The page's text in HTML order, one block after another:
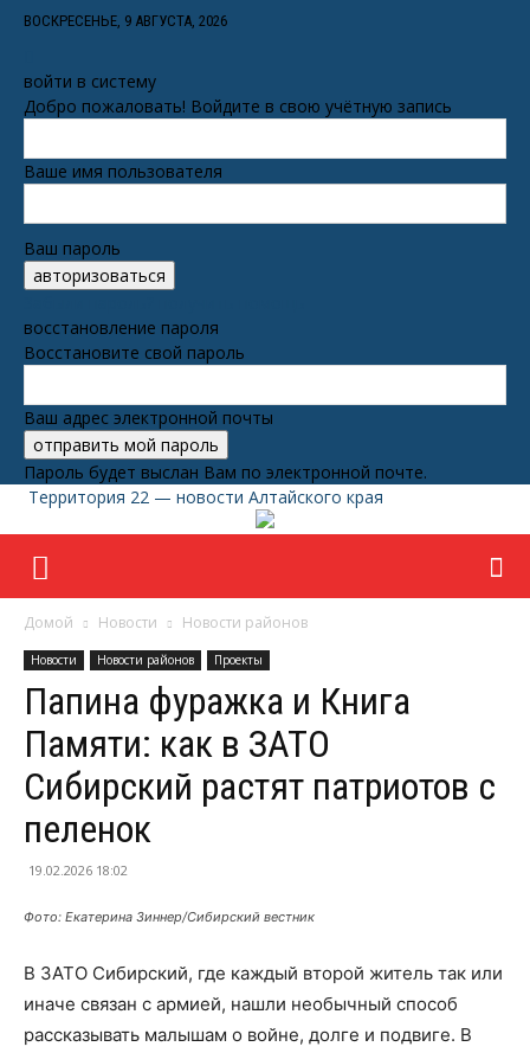
ВОСКРЕСЕНЬЕ, 9 АВГУСТА, 2026
войти в систему
Добро пожаловать! Войдите в свою учётную запись
Ваше имя пользователя
Ваш пароль
восстановление пароля
Восстановите свой пароль
Ваш адрес электронной почты
Пароль будет выслан Вам по электронной почте.
Территория 22 — новости Алтайского края
Домой Новости Новости районов
Новости Новости районов Проекты
Папина фуражка и Книга
Памяти: как в ЗАТО
Сибирский растят патриотов с
пеленок
19.02.2026 18:02
Фото: Екатерина Зиннер/Сибирский вестник
В ЗАТО Сибирский, где каждый второй житель так или
иначе связан с армией, нашли необычный способ
рассказывать малышам о войне, долге и подвиге. В